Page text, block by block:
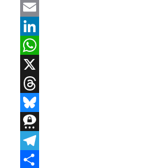
Facebook
Email
LinkedIn
WhatsApp
X
Threads
Bluesky
Threema
Telegram